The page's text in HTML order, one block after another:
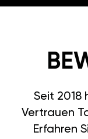
Seit 2018
Vertrauen
Erfahren